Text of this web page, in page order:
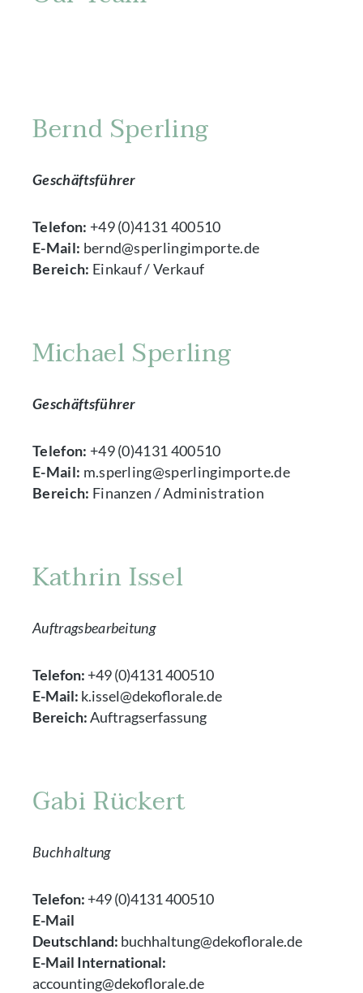
Bernd Sperling
Geschäftsführer
Telefon: +49 (0)4131 400510
E-Mail: bernd@sperlingimporte.de
Bereich: Einkauf / Verkauf
Michael Sperling
Geschäftsführer
Telefon: +49 (0)4131 400510
E-Mail: m.sperling@sperlingimporte.de
Bereich: Finanzen / Administration
Kathrin Issel
Auftragsbearbeitung
Telefon: +49 (0)4131 400510
E-Mail: k.issel@dekoflorale.de
Bereich:Auftragserfassung
Gabi Rückert
Buchhaltung
Telefon: +49 (0)4131 400510
E-Mail
Deutschland: buchhaltung@dekoflorale.de
E-Mail International:
accounting@dekoflorale.de